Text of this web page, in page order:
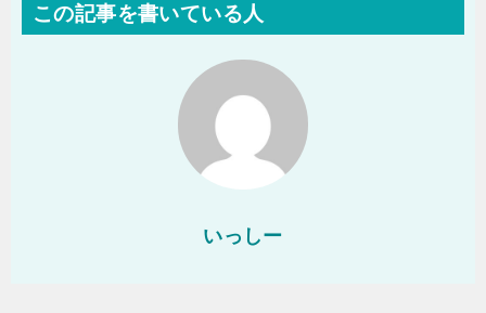
この記事を書いている人
いっしー